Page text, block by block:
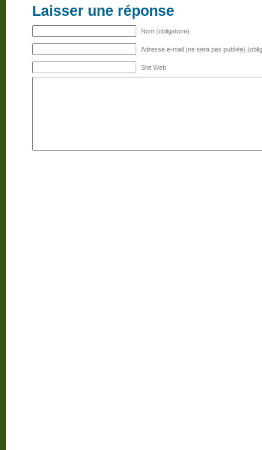
Laisser une réponse
Nom (obligatoire)
Adresse e-mail (ne sera pas publiée)
Site Web